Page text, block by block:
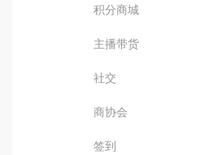
积分商城
主播带货
社交
商协会
签到